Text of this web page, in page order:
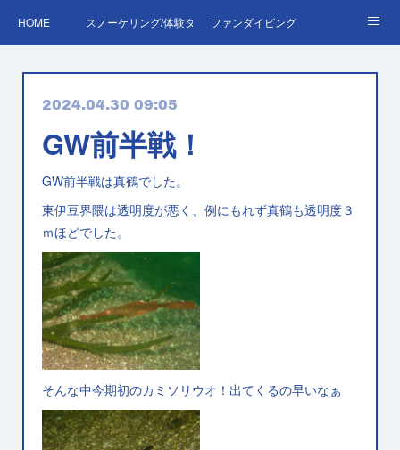
HOME スノーケリング/体験ダイビングファンダイビング
ダイビング・スキルアップレッスン｜プールで安心練習
AOW
プロへの第一歩！ダイブマスターご予約・お問い合わせ
2024.04.30 09:05
GW前半戦！
GW前半戦は真鶴でした。
東伊豆界隈は透明度が悪く、例にもれず真鶴も透明度３
ｍほどでした。
そんな中今期初のカミソリウオ！出てくるの早いなぁ